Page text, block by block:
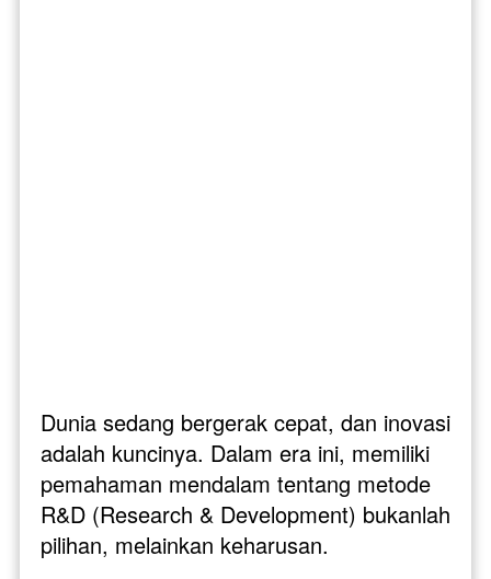
Dunia sedang bergerak cepat, dan inovasi
adalah kuncinya. Dalam era ini, memiliki
pemahaman mendalam tentang metode
R&D (Research & Development) bukanlah
pilihan, melainkan keharusan.